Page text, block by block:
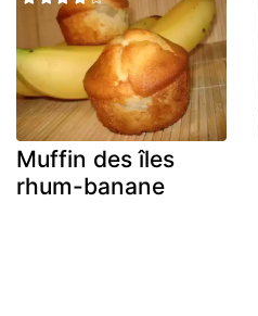
Muffin des îles
rhum-banane